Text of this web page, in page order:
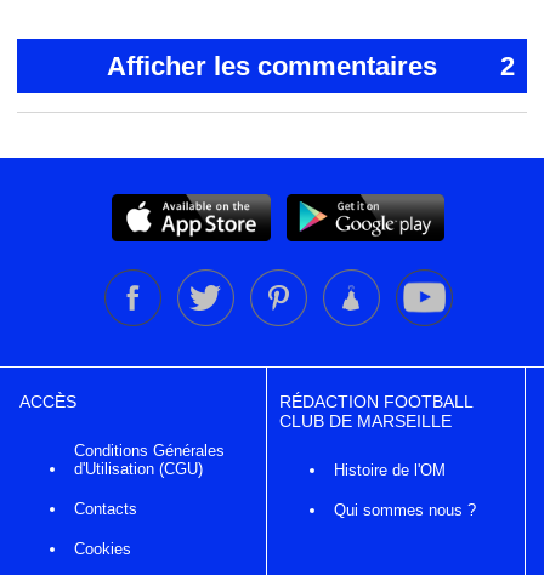
Afficher les commentaires 2
ACCÈS
Conditions Générales
d'Utilisation (CGU)
Contacts
Cookies
RÉDACTION FOOTBALL
CLUB DE MARSEILLE
Histoire de l'OM
Qui sommes nous ?